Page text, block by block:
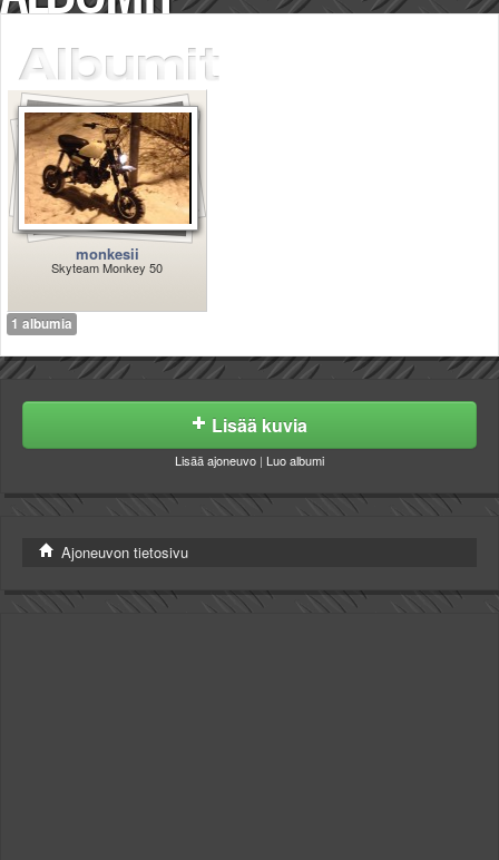
Säännöt ja ohjeet
Uudet ajoneuvot
Uudet kuvat
Uudet videot
Uudet kommentit
MYYDÄÄN
Haku
Ohjeet
Ajoneuvot
TIETOPANKKI
TAPAHTUMAT
MP15 kuvia
MP14 kuvia
MP13 kuvia
ACS 2015 kuvia
SÄÄ
Valitse paikkakunta
Helsingin sää
Tampereen sää
Turun sää
Oulun sää
monkesii
Skyteam Monkey 50
1 albumia
Lisää kuvia
Lisää ajoneuvo | Luo albumi
Ajoneuvon tietosivu